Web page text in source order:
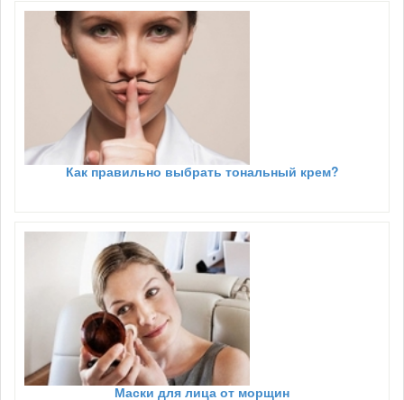
Как правильно выбрать тональный крем?
Маски для лица от морщин